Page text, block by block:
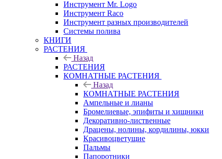
Инструмент Mr. Logo
Инструмент Raco
Инструмент разных производителей
Системы полива
КНИГИ
РАСТЕНИЯ
Назад
РАСТЕНИЯ
КОМНАТНЫЕ РАСТЕНИЯ
Назад
КОМНАТНЫЕ РАСТЕНИЯ
Ампельные и лианы
Бромелиевые, эпифиты и хищники
Декоративно-лиственные
Драцены, нолины, кордилины, юкки
Красивоцветущие
Пальмы
Папоротники